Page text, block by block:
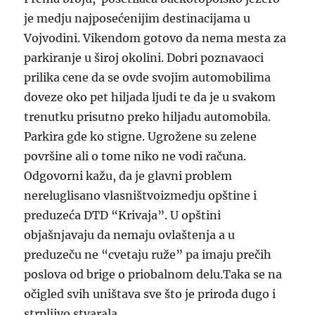
je medju najposećenijim destinacijama u
Vojvodini. Vikendom gotovo da nema mesta za
parkiranje u široj okolini. Dobri poznavaoci
prilika cene da se ovde svojim automobilima
doveze oko pet hiljada ljudi te da je u svakom
trenutku prisutno preko hiljadu automobila.
Parkira gde ko stigne. Ugrožene su zelene
površine ali o tome niko ne vodi računa.
Odgovorni kažu, da je glavni problem
nereluglisano vlasništvoizmedju opštine i
preduzeća DTD “Krivaja”. U opštini
objašnjavaju da nemaju ovlaštenja a u
preduzeču ne “cvetaju ruže” pa imaju prečih
poslova od brige o priobalnom delu.Taka se na
očigled svih uništava sve što je priroda dugo i